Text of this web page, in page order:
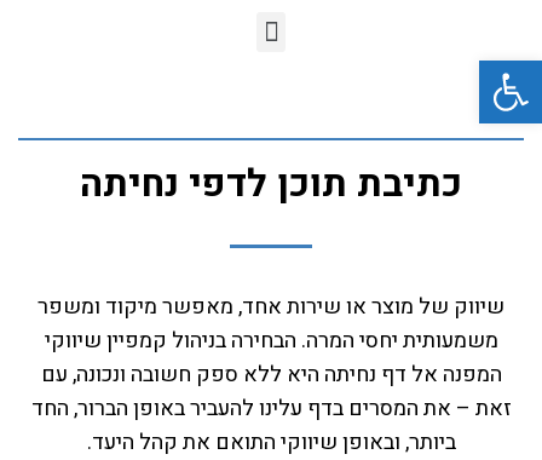
פתח סרגל נגישות
כתיבת תוכן לדפי נחיתה
שיווק של מוצר או שירות אחד, מאפשר מיקוד ומשפר
משמעותית יחסי המרה. הבחירה בניהול קמפיין שיווקי
המפנה אל דף נחיתה היא ללא ספק חשובה ונכונה, עם
זאת – את המסרים בדף עלינו להעביר באופן הברור, החד
ביותר, ובאופן שיווקי התואם את קהל היעד.